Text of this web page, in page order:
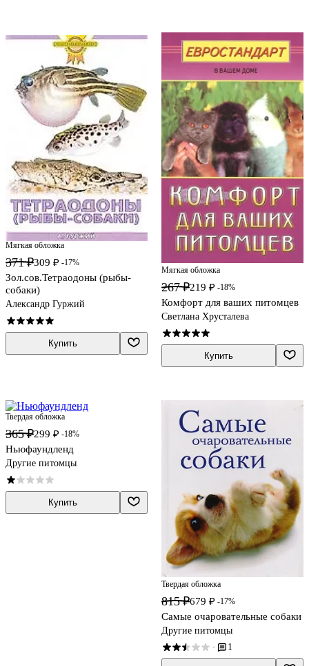
Мягкая обложка
371 ₽309 ₽ -17%
Зол.сов.Тетраодоны (рыбы-
собаки)
Александр Гуржий
Купить
Мягкая обложка
267 ₽219 ₽ -18%
Комфорт для ваших питомцев
Светлана Хрусталева
Купить
Твердая обложка
365 ₽299 ₽ -18%
Ньюфаундленд
Другие питомцы
Купить
Твердая обложка
815 ₽679 ₽ -17%
Самые очаровательные собаки
Другие питомцы
· 1